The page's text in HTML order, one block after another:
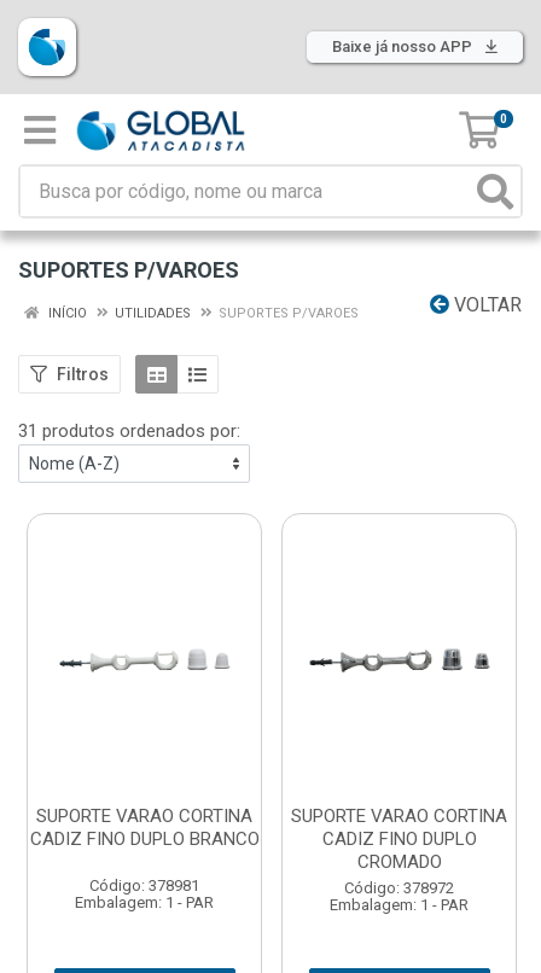
Baixe já nosso APP
0
SUPORTES P/VAROES
VOLTAR
INÍCIO UTILIDADES SUPORTES P/VAROES
Filtros
31 produtos ordenados por:
SUPORTE VARAO CORTINA
CADIZ FINO DUPLO BRANCO
Código: 378981
Embalagem: 1 - PAR
SUPORTE VARAO CORTINA
CADIZ FINO DUPLO
CROMADO
Código: 378972
Embalagem: 1 - PAR